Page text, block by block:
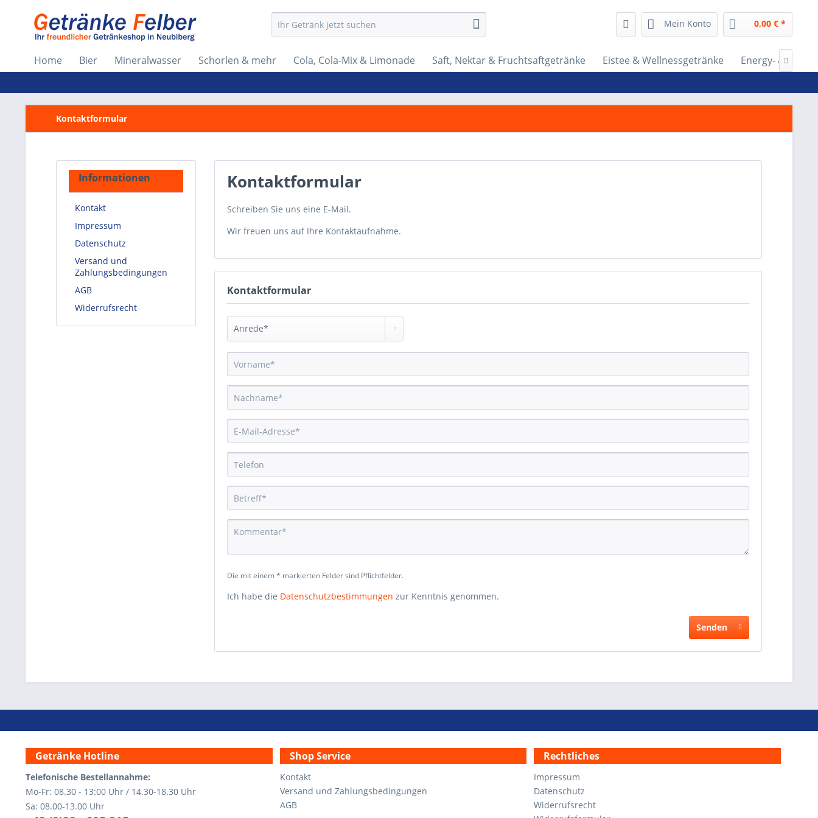
Mein Konto 0,00 € *
Home Bier Mineralwasser Schorlen & mehr Cola, Cola-Mix & Limonade Saft, Nektar & Fruchtsaftgetränke Eistee & Wellnessgetränke Energy- &
Kontaktformular
Informationen
Kontakt
Impressum
Datenschutz
Versand und
Zahlungsbedingungen
AGB
Widerrufsrecht
Kontaktformular
Schreiben Sie uns eine E-Mail.
Wir freuen uns auf Ihre Kontaktaufnahme.
Kontaktformular
Die mit einem * markierten Felder sind Pflichtfelder.
Ich habe die Datenschutzbestimmungen zur Kenntnis genommen.
Senden
Getränke Hotline
Telefonische Bestellannahme:
Mo-Fr: 08.30 - 13:00 Uhr / 14.30-18.30 Uhr
Sa: 08.00-13.00 Uhr
Shop Service
Kontakt
Versand und Zahlungsbedingungen
AGB
Rechtliches
Impressum
Datenschutz
Widerrufsrecht